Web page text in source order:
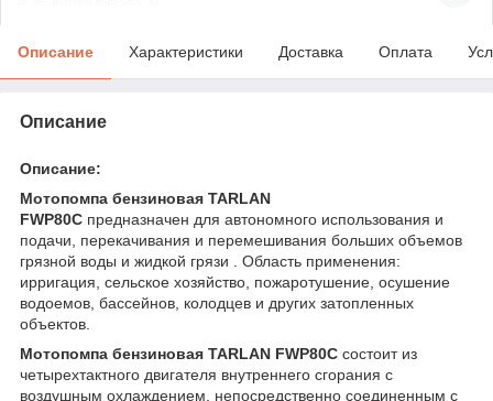
Описание Характеристики Доставка Оплата
Описание
Описание:
Мотопомпа бензиновая TARLAN
FWP80C предназначен для автономного использования и
подачи, перекачивания и перемешивания больших объемов
грязной воды и жидкой грязи . Область применения:
ирригация, сельское хозяйство, пожаротушение, осушение
водоемов, бассейнов, колодцев и других затопленных
объектов.
Мотопомпа бензиновая TARLAN FWP80C состоит из
четырехтактного двигателя внутреннего сгорания с
воздушным охлаждением, непосредственно соединенным с